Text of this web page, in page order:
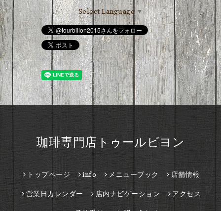
Select Language▼
珈琲専門店トゥールビヨン
トップページ info メニューブック 店舗情報
営業日カレンダー 店内ナビゲーション アクセス